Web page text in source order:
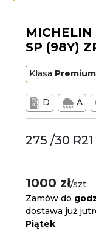
MICHELIN
SP (98Y)
Klasa Premium
D A
275 /30 R21
1000 zł/szt.
Zamów do
dostawa już
Piątek